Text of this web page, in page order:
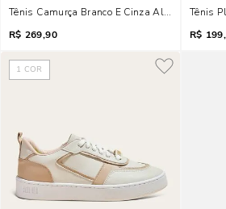
Tênis Camurça Branco E Cinza Alvejado
R$ 269,90
Tênis
R$
1 COR